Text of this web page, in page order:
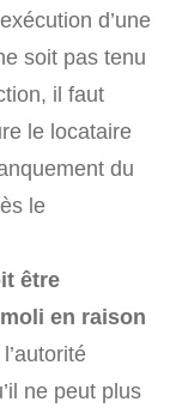
d’une
soit pas tenu
il faut
le locataire
du
le
être
en raison
ne peut plus